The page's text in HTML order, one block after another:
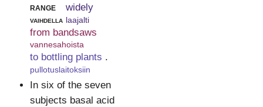
range
vaihdella
widely
laajalti
from bandsaws
vannesahoista
to bottling plants
pullotuslaitoksiin
.
In six of the seven
subjects basal acid